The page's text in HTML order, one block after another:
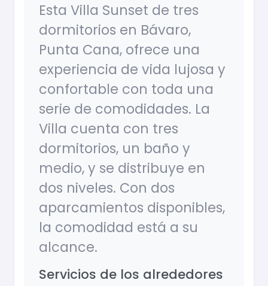
Esta Villa Sunset de tres
dormitorios en Bávaro,
Punta Cana, ofrece una
experiencia de vida lujosa y
confortable con toda una
serie de comodidades. La
Villa cuenta con tres
dormitorios, un baño y
medio, y se distribuye en
dos niveles. Con dos
aparcamientos disponibles,
la comodidad está a su
alcance.
Servicios de los alrededores